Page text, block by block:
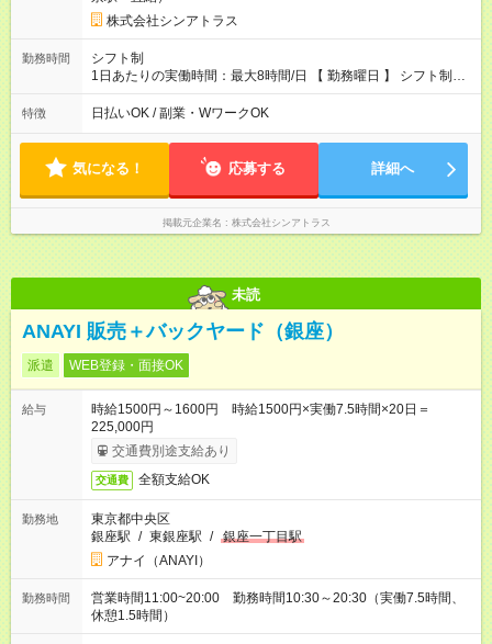
株式会社シンアトラス
勤務時間
シフト制
1日あたりの実働時間：最大8時間/日 【 勤務曜日 】 シフト制
土日祝含む週5日勤務 ※希望休み出せます。 【勤務時間】 9：30
～21：30 の間でシフト制（実働8ｈ＋休憩1h） シフト例（9時
ません
特徴 日払いOK / 副業・WワークOK
気になる！ 応募する 詳細へ
掲載元企業名 株式会社シンアトラス
未読
ANAYI 販売＋バックヤード（銀座）
派遣 WEB登録・面接OK
給与
時給1500円～1600円 時給1500円×実働7.5時間×20日＝
225,000円
交通費別途支給あり
交通費 全額支給OK
勤務地
東京都中央区
銀座駅 / 東銀座駅 / 銀座一丁目駅
アナイ（ANAYI）
勤務時間
営業時間11:00~20:00 勤務時間10:30～20:30（実働7.5時間、
休憩1.5時間）